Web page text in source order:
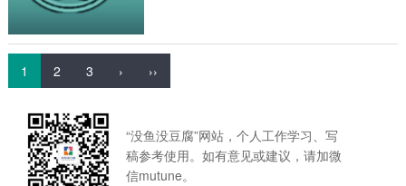
1 2 3 › ››
“没鱼没豆腐”网站，个人工作学习、写
稿参考使用。如有意见或建议，请加微
信mutune。